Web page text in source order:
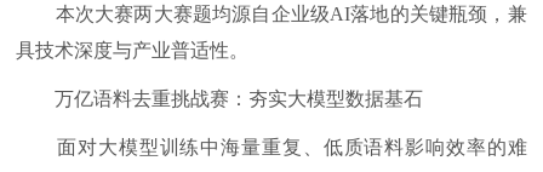
本次大赛两大赛题均源自企业级AI落地的关键瓶颈，兼
具技术深度与产业普适性。
万亿语料去重挑战赛：夯实大模型数据基石
面对大模型训练中海量重复、低质语料影响效率的难